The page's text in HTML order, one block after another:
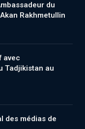
du
Rakhmetullin
avec
Tadjikistan au
des médias de